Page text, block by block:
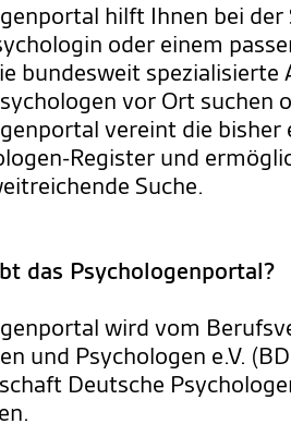
hilft Ihnen bei der
oder einem
bundesweit spezialisierte
vor Ort suchen
vereint die bisher
Register und
Suche.
das Psychologenportal?
wird vom
und Psychologen e.V.
Deutsche